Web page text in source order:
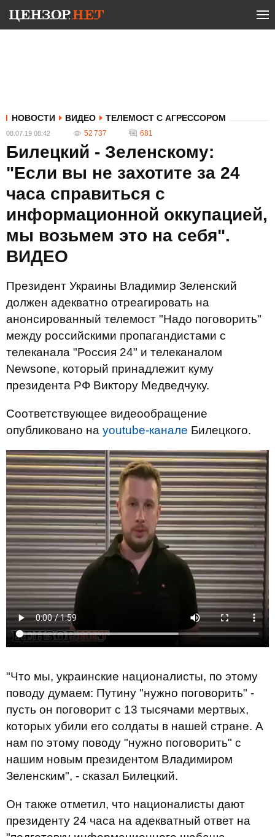
НОВОСТИ ВИДЕО ТЕЛЕМОСТ С АГРЕССОРОМ
08.07.19 08:42 52 737 681
Билецкий - Зеленскому:
"Если вы не захотите за 24
часа справиться с
информационной оккупацией,
мы возьмем это на себя".
ВИДЕО
Президент Украины Владимир Зеленский
должен адекватно отреагировать на
анонсированный телемост "Надо поговорить"
между российскими пропагандистами с
телеканала "Россия 24" и телеканалом
Newsone, который принадлежит куму
президента РФ Виктору Медведчуку.
Соответствующее видеообращение
опубликовано на youtube-канале Билецкого.
"Что мы, украинские националисты, по этому
поводу думаем: Путину "нужно поговорить" -
пусть он поговорит с 13 тысячами мертвых,
которых убили его солдаты в нашей стране. А
нам по этому поводу "нужно поговорить" с
нашим новым президентом Владимиром
Зеленским", - сказал Билецкий.
Он также отметил, что националисты дают
президенту 24 часа на адекватный ответ на